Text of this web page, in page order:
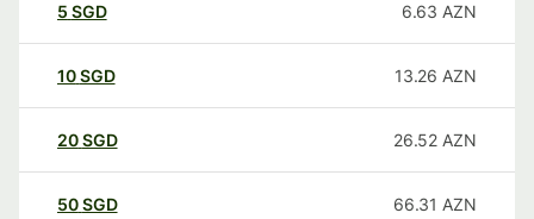
5 SGD 6.63 AZN
10SGD 13.26 AZN
20SGD 26.52 AZN
50SGD 66.31 AZN